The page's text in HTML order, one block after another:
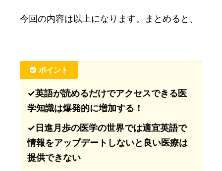
今回の内容は以上になります。まとめると、
ポイント
✓英語が読めるだけでアクセスできる医
学知識は爆発的に増加する！
✓日進月歩の医学の世界では適宜英語で
情報をアップデートしないと良い医療は
提供できない